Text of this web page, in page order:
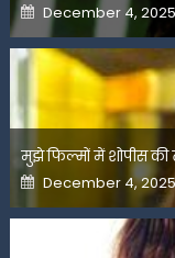
Posted
on
December 4, 2025
मुझे फिल्मों में शोपीस की
Posted
on
December 4, 2025